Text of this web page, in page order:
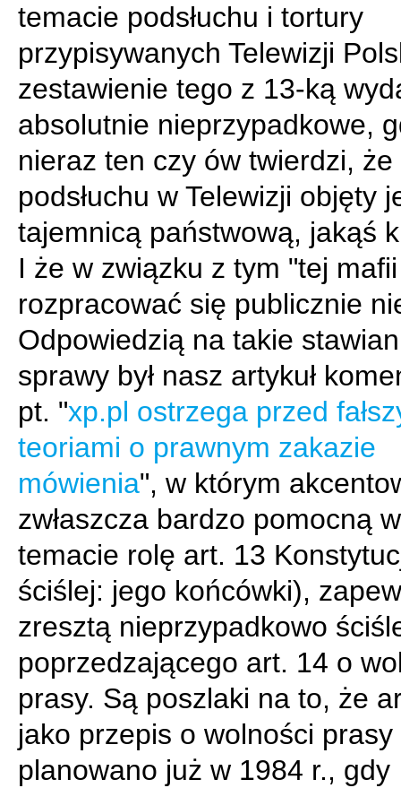
temacie podsłuchu i tortury
przypisywanych Telewizji
zestawienie tego z 13-ką
absolutnie nieprzypadkowe,
nieraz ten czy ów twierdzi,
podsłuchu w Telewizji objęty
tajemnicą państwową, jakąś
I że w związku z tym "tej mafii
rozpracować się publicznie
Odpowiedzią na takie
sprawy był nasz artykuł
pt. "xp.pl ostrzega przed
teoriami o prawnym zakazie
mówienia", w którym
zwłaszcza bardzo pomocną
temacie rolę art. 13
ściślej: jego końcówki),
zresztą nieprzypadkowo
poprzedzającego art. 14 o
prasy. Są poszlaki na to, że
jako przepis o wolności prasy
planowano już w 1984 r., gdy